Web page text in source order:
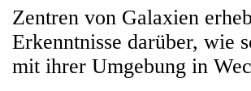
Zentren von Galaxien
Erkenntnisse darüber, wie
mit ihrer Umgebung in